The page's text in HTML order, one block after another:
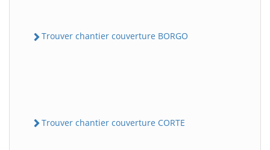
Trouver chantier couverture BORGO
Trouver chantier couverture CORTE